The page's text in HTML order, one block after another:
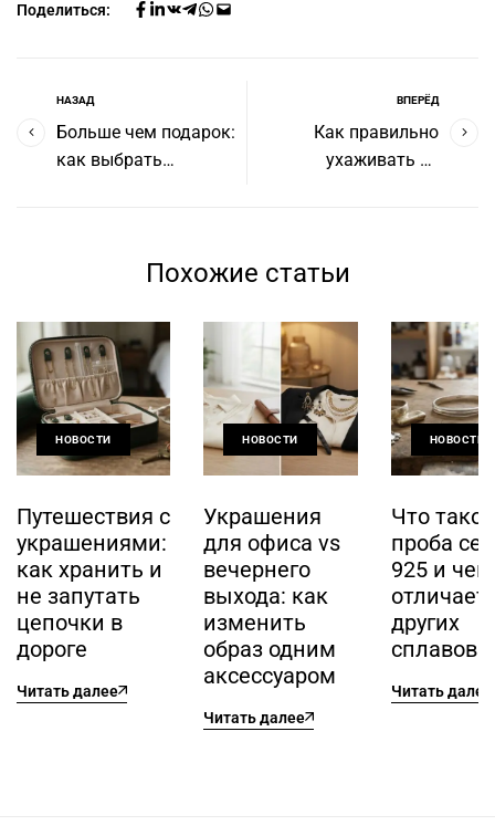
Поделиться:
НАЗАД
Больше чем подарок:
как выбрать
ВПЕРЁД
Как правильно
ухаживать за
Похожие статьи
НОВОСТИ
Путешествия с
украшениями:
как хранить и
не запутать
цепочки в
дороге
Читать далее
НОВОСТИ
Украшения
для офиса vs
вечернего
выхода: как
изменить
образ одним
аксессуаром
Читать далее
НОВОСТИ
Что такое
проба
925 и
других
сплавов
Читать далее